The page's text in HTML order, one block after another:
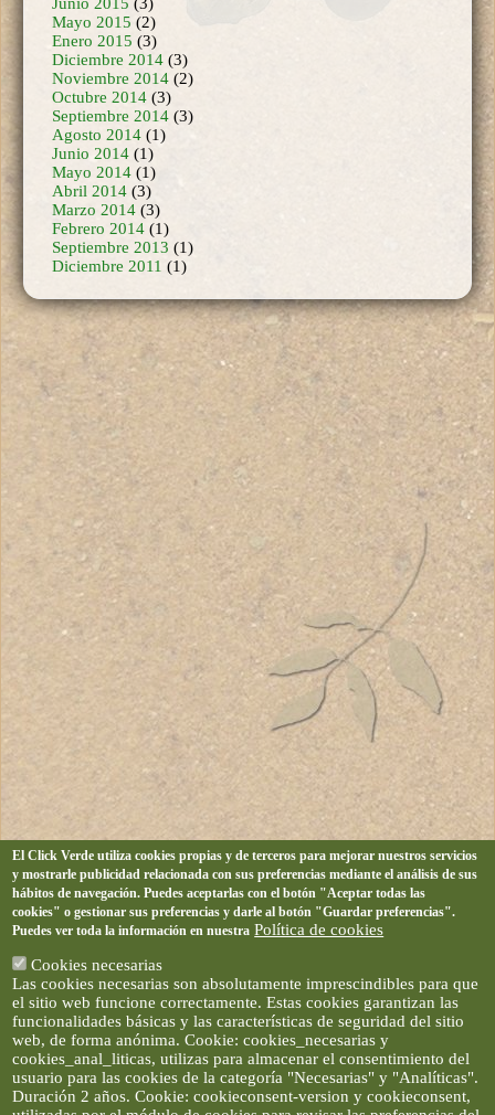
Diciembre 2014
Noviembre 2014
Octubre 2014(3)
Septiembre 2014(3)
Agosto 2014(1)
Junio 2014(1)
Mayo 2014 (1)
Abril 2014(3)
Marzo 2014(3)
Febrero 2014(1)
Septiembre 2013
Diciembre 2011(1)
El Click Verde utiliza cookies propias y de terceros para mejorar nuestros servicios
y mostrarle publicidad relacionada con sus preferencias mediante el análisis de sus
hábitos de navegación. Puedes aceptarlas con el botón "Aceptar todas las
cookies" o gestionar sus preferencias y darle al botón "Guardar preferencias".
Puedes ver toda la información en nuestra Política de cookies
Cookies necesarias
Las cookies necesarias son absolutamente imprescindibles para que
el sitio web funcione correctamente. Estas cookies garantizan las
funcionalidades básicas y las características de seguridad del sitio
web, de forma anónima. Cookie: cookies_necesarias y
cookies_anal_liticas, utilizas para almacenar el consentimiento del
usuario para las cookies de la categoría "Necesarias" y "Analíticas".
Duración 2 años. Cookie: cookieconsent-version y cookieconsent,